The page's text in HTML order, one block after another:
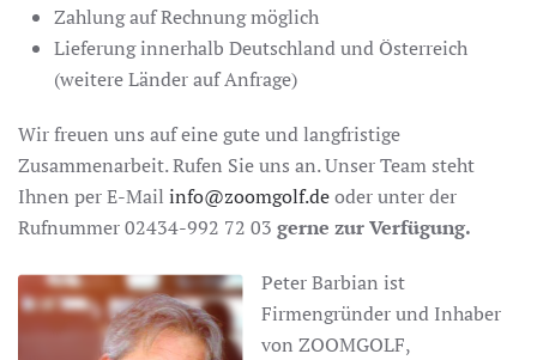
Zahlung auf Rechnung möglich
Lieferung innerhalb Deutschland und Österreich
(weitere Länder auf Anfrage)
Wir freuen uns auf eine gute und langfristige
Zusammenarbeit. Rufen Sie uns an. Unser Team steht
Ihnen per E-Mail info@zoomgolf.deoder unter der
Rufnummer 02434-992 72 03 gerne zur Verfügung.
Peter Barbian ist
Firmengründer und Inhaber
von ZOOMGOLF,